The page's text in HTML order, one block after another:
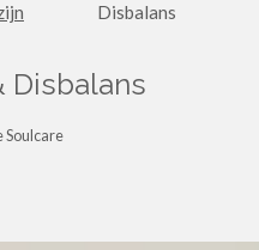
Disbalans
Disbalans
Soulcare